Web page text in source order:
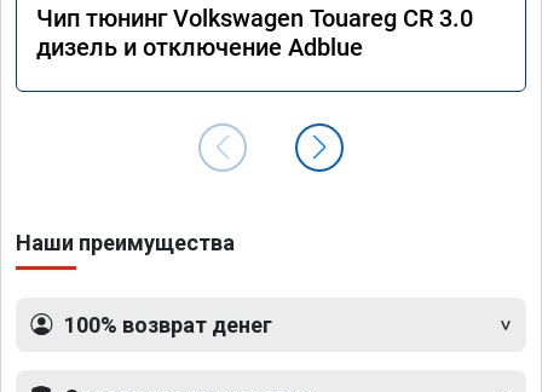
Чип тюнинг Volkswagen Touareg CR 3.0
дизель и отключение Adblue
Наши преимущества
100% возврат денег